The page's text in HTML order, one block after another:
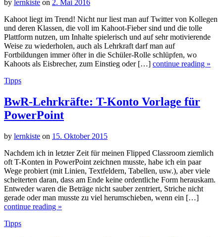
by lernkiste on 2. Mai 2016
Kahoot liegt im Trend! Nicht nur liest man auf Twitter von Kollegen
und deren Klassen, die voll im Kahoot-Fieber sind und die tolle
Plattform nutzen, um Inhalte spielerisch und auf sehr motivierende
Weise zu wiederholen, auch als Lehrkraft darf man auf
Fortbildungen immer öfter in die Schüler-Rolle schlüpfen, wo
Kahoots als Eisbrecher, zum Einstieg oder […] continue reading »
Tipps
BwR-Lehrkräfte: T-Konto Vorlage für
PowerPoint
by lernkiste on 15. Oktober 2015
Nachdem ich in letzter Zeit für meinen Flipped Classroom ziemlich
oft T-Konten in PowerPoint zeichnen musste, habe ich ein paar
Wege probiert (mit Linien, Textfeldern, Tabellen, usw.), aber viele
scheiterten daran, dass am Ende keine ordentliche Form herauskam.
Entweder waren die Beträge nicht sauber zentriert, Striche nicht
gerade oder man musste zu viel herumschieben, wenn ein […]
continue reading »
Tipps